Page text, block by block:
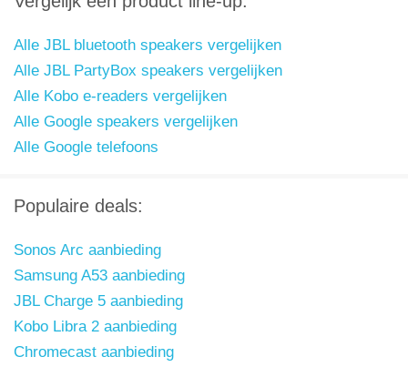
Alle JBL bluetooth speakers vergelijken
Alle JBL PartyBox speakers vergelijken
Alle Kobo e-readers vergelijken
Alle Google speakers vergelijken
Alle Google telefoons
Populaire deals:
Sonos Arc aanbieding
Samsung A53 aanbieding
JBL Charge 5 aanbieding
Kobo Libra 2 aanbieding
Chromecast aanbieding